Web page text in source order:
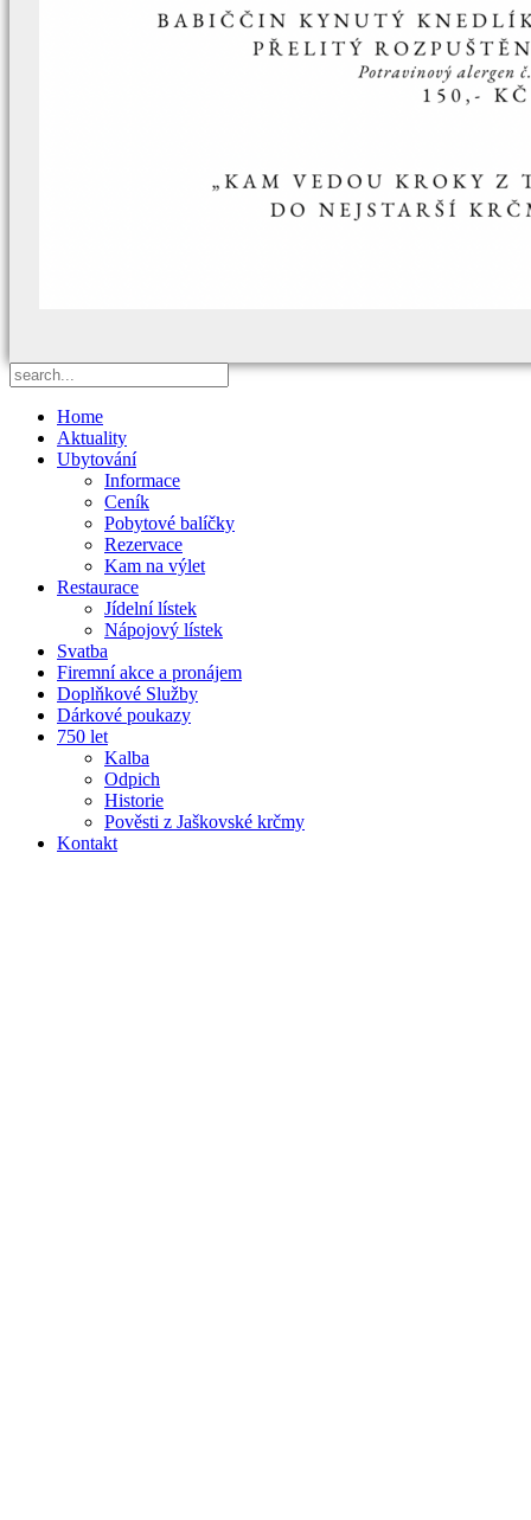
Home
Aktuality
Ubytování
Informace
Ceník
Pobytové balíčky
Rezervace
Kam na výlet
Restaurace
Jídelní lístek
Nápojový lístek
Svatba
Firemní akce a pronájem
Doplňkové Služby
Dárkové poukazy
750 let
Kalba
Odpich
Historie
Pověsti z Jaškovské krčmy
Kontakt